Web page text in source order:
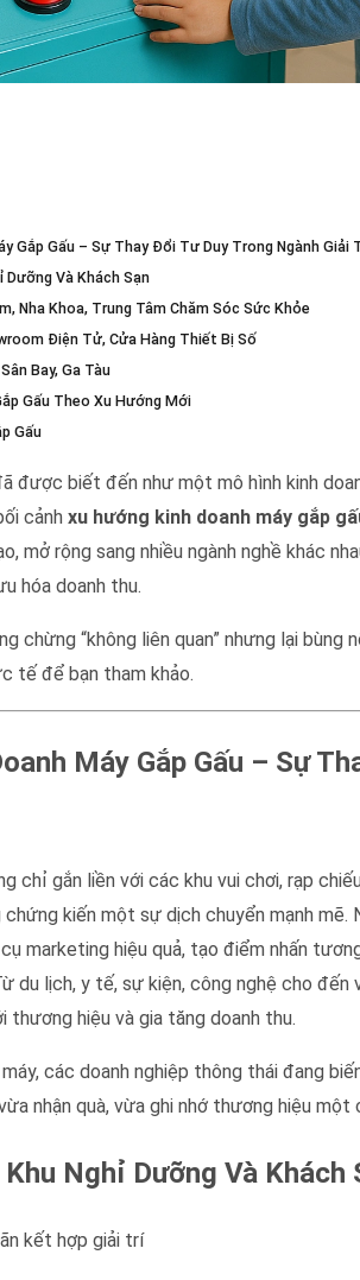
Gắp Gấu – Sự Thay Đổi Tư Duy Trong Ngành Giải
Dưỡng Và Khách Sạn
Nha Khoa, Trung Tâm Chăm Sóc Sức Khỏe
Điện Tử, Cửa Hàng Thiết Bị Số
Bay, Ga Tàu
Gấu Theo Xu Hướng Mới
Gấu
được biết đến như một mô hình kinh
cảnh xu hướng kinh doanh máy gắp
mở rộng sang nhiều ngành nghề khác
hóa doanh thu.
chừng “không liên quan” nhưng lại bùng
tế để bạn tham khảo.
Máy Gắp Gấu – Sự
chỉ gắn liền với các khu vui chơi, rạp
kiến một sự dịch chuyển mạnh
marketing hiệu quả, tạo điểm nhấn
du lịch, y tế, sự kiện, công nghệ cho
thương hiệu và gia tăng doanh thu.
các doanh nghiệp thông thái đang
nhận quà, vừa ghi nhớ thương hiệu một
Nghỉ Dưỡng Và Khách
kết hợp giải trí